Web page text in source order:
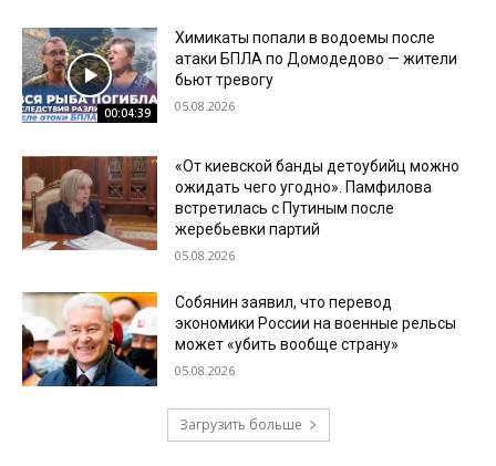
00:04:39
Химикаты попали в водоемы после
атаки БПЛА по Домодедово — жители
бьют тревогу
05.08.2026
«От киевской банды детоубийц можно
ожидать чего угодно». Памфилова
встретилась с Путиным после
жеребьевки партий
05.08.2026
Собянин заявил, что перевод
экономики России на военные рельсы
может «убить вообще страну»
05.08.2026
Загрузить больше